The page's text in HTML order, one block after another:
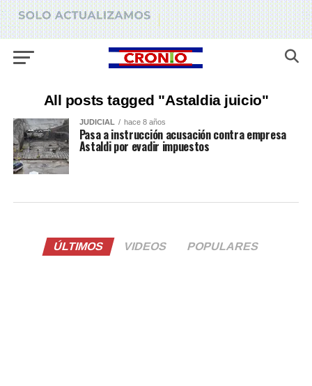
All posts tagged "Astaldia juicio"
JUDICIAL hace 8 años
Pasa a instrucción acusación contra empresa
Astaldi por evadir impuestos
ÚLTIMOS VIDEOS POPULARES